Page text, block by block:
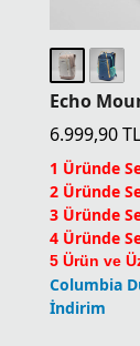
6.999,90TL
1 Üründe
2 Üründe
3 Üründe
4 Üründe
5 Ürün ve
Columbia
İndirim